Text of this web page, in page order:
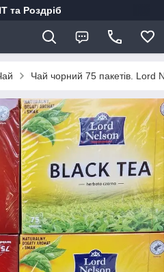
та Роздріб
Чай чорний 75 пакетів. Lord